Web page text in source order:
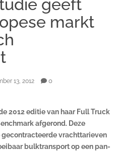
geeft
markt
13, 2012 0
2012 editie van haar Full Truck
afgerond. Deze
vrachttarieven
bulktransport op een pan-